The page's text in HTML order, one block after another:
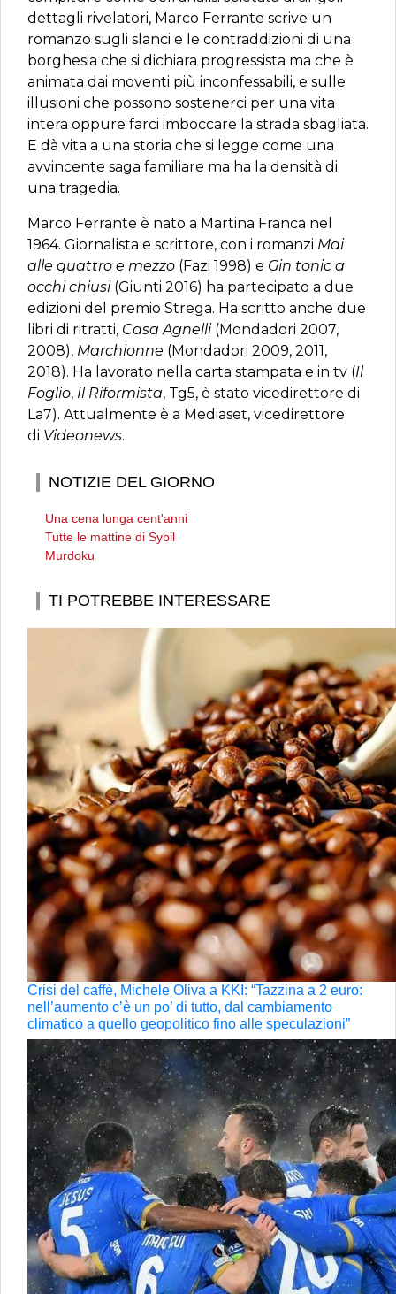
dettagli rivelatori, Marco Ferrante scrive un
romanzo sugli slanci e le contraddizioni di una
borghesia che si dichiara progressista ma che è
animata dai moventi più inconfessabili, e sulle
illusioni che possono sostenerci per una vita
intera oppure farci imboccare la strada sbagliata.
E dà vita a una storia che si legge come una
avvincente saga familiare ma ha la densità di
una tragedia.
Marco Ferrante è nato a Martina Franca nel
1964. Giornalista e scrittore, con i romanzi Mai
alle quattro e mezzo (Fazi 1998) e Gin tonic a
occhi chiusi (Giunti 2016) ha partecipato a due
edizioni del premio Strega. Ha scritto anche due
libri di ritratti, Casa Agnelli(Mondadori 2007,
2008), Marchionne (Mondadori 2009, 2011,
2018). Ha lavorato nella carta stampata e in tv (Il
Foglio, Il Riformista, Tg5, è stato vicedirettore di
La7). Attualmente è a Mediaset, vicedirettore
di Videonews.
NOTIZIE DEL GIORNO
Una cena lunga cent'anni
Tutte le mattine di Sybil
Murdoku
TI POTREBBE INTERESSARE
Crisi del caffè, Michele Oliva a KKI: “Tazzina a 2 euro:
nell’aumento c’è un po’ di tutto, dal cambiamento
climatico a quello geopolitico fino alle speculazioni”